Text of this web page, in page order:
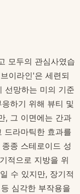
모두의 관심사였습
이라인'은 세련되
선망하는 미의 기준
하기 위해 뷰티 및
, 그 이면에는 간과
드라마틱한 효과를
종 스테로이드 성
적으로 지방을 위
수 있지만, 장기적
심각한 부작용을